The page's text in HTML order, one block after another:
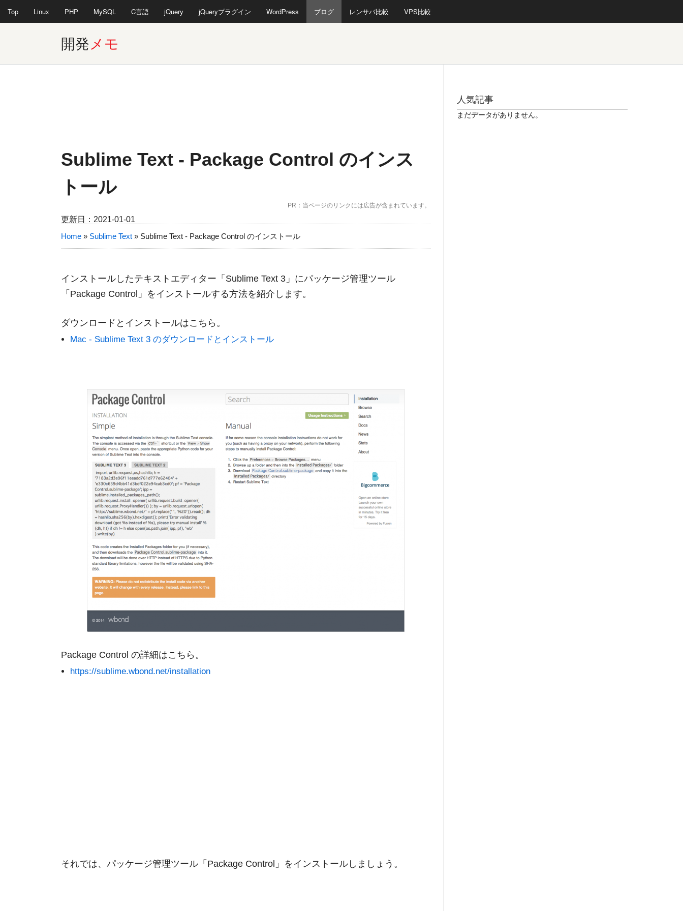
Top Linux PHP MySQL C言語 jQuery jQueryプラグイン WordPress ブログ レンサバ比較 VPS比較
開発メモ
Sublime Text - Package Control のインス
トール
PR：当ページのリンクには広告が含まれています。
更新日： 2021-01-01
Home» Sublime Text» Sublime Text - Package Control のインストール
インストールしたテキストエディター「Sublime Text 3」にパッケージ管理ツール
「Package Control」をインストールする方法を紹介します。
ダウンロードとインストールはこちら。
Mac - Sublime Text 3 のダウンロードとインストール
Package Control の詳細はこちら。
https://sublime.wbond.net/installation
それでは、パッケージ管理ツール「Package Control」をインストールしましょう。
人気記事
まだデータがありません。